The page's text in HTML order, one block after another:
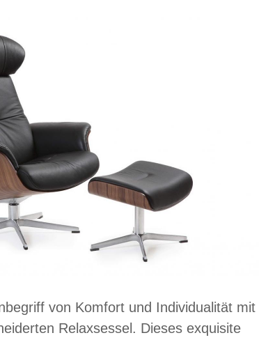
von Komfort und Individualität mit
Relaxsessel. Dieses exquisite